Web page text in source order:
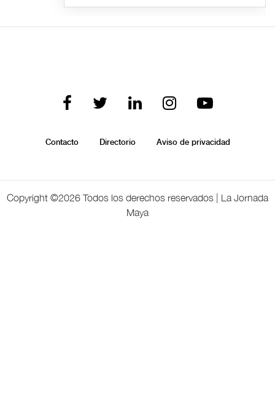
Contacto Directorio Aviso de privacidad
Copyright ©2026 Todos los derechos reservados | La Jornada
Maya